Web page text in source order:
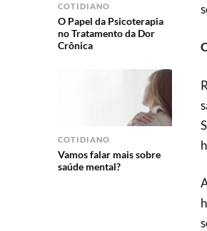
COTIDIANO
O Papel da Psicoterapia
no Tratamento da Dor
Crônica
COTIDIANO
Vamos falar mais sobre
saúde mental?